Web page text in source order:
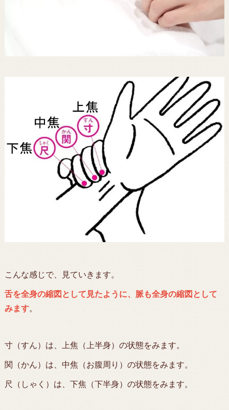
こんな感じで、見ていきます。
舌を全身の縮図として見たように、脈も全身の縮図として
みます。
寸（すん）は、上焦（上半身）の状態をみます。
関（かん）は、中焦（お腹周り）の状態をみます。
尺（しゃく）は、下焦（下半身）の状態をみます。